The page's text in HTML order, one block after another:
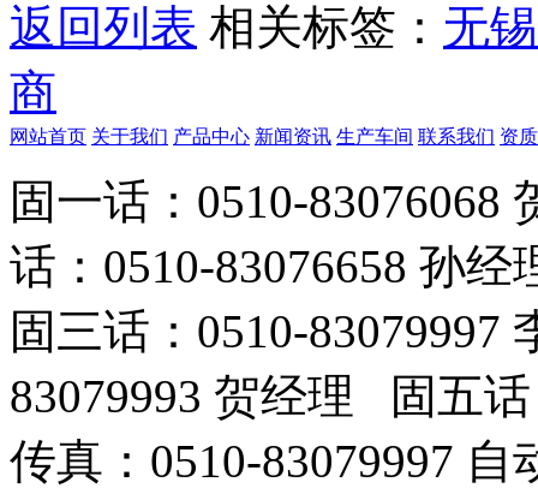
返回列表 相关标签： 无
商
网站首页 关于我们 产品中心 新闻资讯 生产车间 联系我们 资
固一话：0510-
话：0510-83076658 孙经
固三话：0510-
83079993 贺经理 固五话
传真：0510-83079997